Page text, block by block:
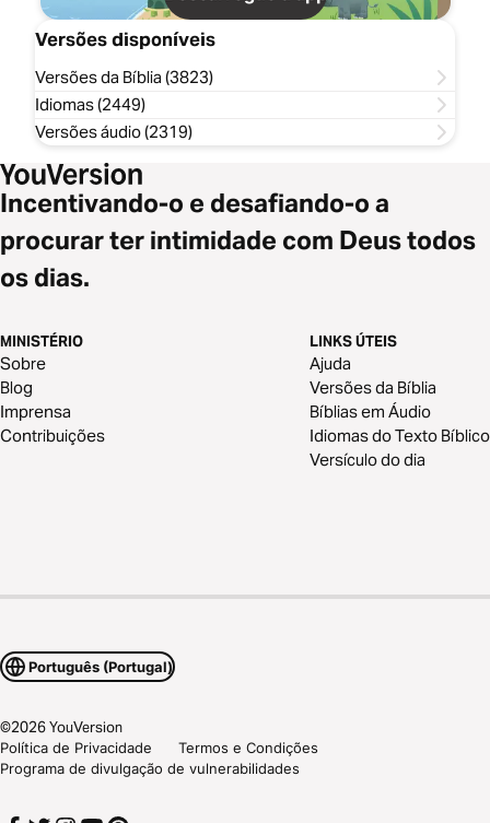
Versões disponíveis
Versões da Bíblia (3823)
Idiomas (2449)
Versões áudio (2319)
Incentivando-o e desafiando-o a
procurar ter intimidade com Deus todos
os dias.
MINISTÉRIO
Sobre
Blog
Imprensa
Contribuições
LINKS ÚTEIS
Ajuda
Versões da Bíblia
Bíblias em Áudio
Idiomas do Texto Bíblico
Versículo do dia
Português (Portugal)
©2026YouVersion
Política de Privacidade
Termos e Condições
Programa de divulgação de vulnerabilidades